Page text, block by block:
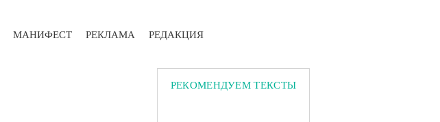
МАНИФЕСТ РЕКЛАМА РЕДАКЦИЯ
РЕКОМЕНДУЕМ ТЕКСТЫ